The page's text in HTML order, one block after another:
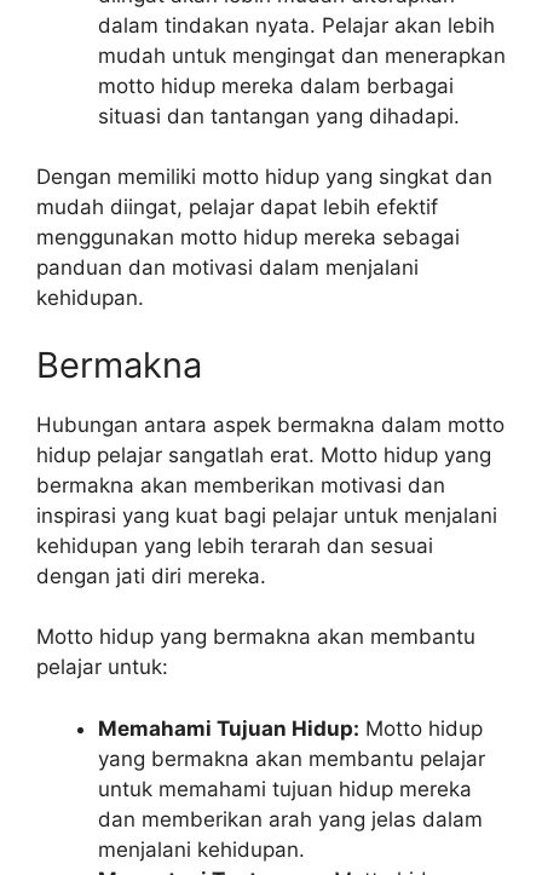
dalam tindakan nyata. Pelajar akan lebih
mudah untuk mengingat dan menerapkan
motto hidup mereka dalam berbagai
situasi dan tantangan yang dihadapi.
Dengan memiliki motto hidup yang singkat dan
mudah diingat, pelajar dapat lebih efektif
menggunakan motto hidup mereka sebagai
panduan dan motivasi dalam menjalani
kehidupan.
Bermakna
Hubungan antara aspek bermakna dalam motto
hidup pelajar sangatlah erat. Motto hidup yang
bermakna akan memberikan motivasi dan
inspirasi yang kuat bagi pelajar untuk menjalani
kehidupan yang lebih terarah dan sesuai
dengan jati diri mereka.
Motto hidup yang bermakna akan membantu
pelajar untuk:
Memahami Tujuan Hidup: Motto hidup
yang bermakna akan membantu pelajar
untuk memahami tujuan hidup mereka
dan memberikan arah yang jelas dalam
menjalani kehidupan.